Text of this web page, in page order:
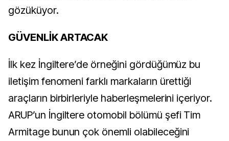
gözüküyor.
GÜVENLİK ARTACAK
İlk kez İngiltere’de örneğini gördüğümüz bu
iletişim ​fenomen​i farklı markaların ürettiği
araçların birbirleriyle haberleşmelerini içeriyor.
ARUP’un İngiltere otomobil bölümü şefi Tim
Armitage bunun çok önemli olabileceğini